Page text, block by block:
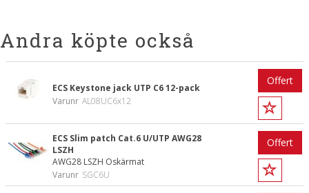
Andra köpte också
ECS Keystone jack UTP C6 12-pack
Varunr AL08UC6x12
Offert
ECS Slim patch Cat.6 U/UTP AWG28
LSZH
AWG28 LSZH Oskärmat
Varunr SGC6U
Offert